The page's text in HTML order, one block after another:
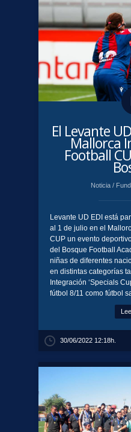
​El Levante
Mallorca
Football
Noticia /
Levante UD EDI está
al 1 de julio en el
CUP un evento
del Bosque Football
niñas de diferentes
en distintas categorías
Integración ‘Specials
fútbol 8/11 como fútbol
30/06/2022 12:18h.